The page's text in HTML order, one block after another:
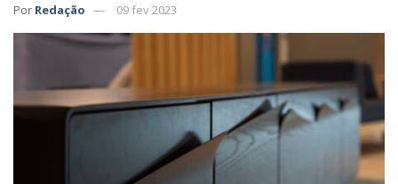
Por Redação 09 fev 2023